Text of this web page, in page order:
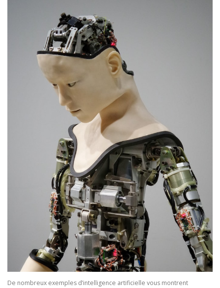
De nombreux exemples d’intelligence artificielle vous montrent